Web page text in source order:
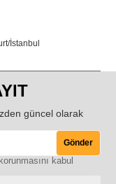
İstanbul
güncel olarak
Gönder
kabul